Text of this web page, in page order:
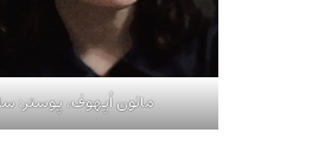
مانون اُپهوف، پوستر: